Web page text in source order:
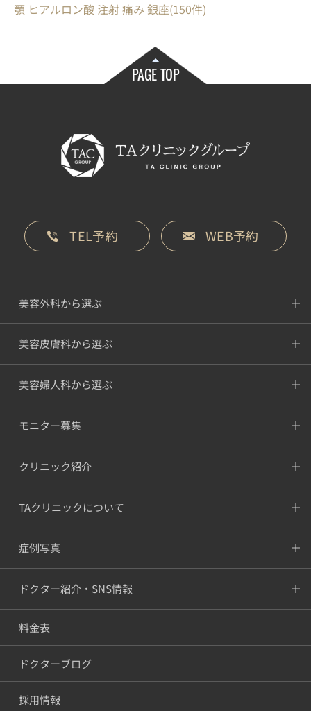
顎 ヒアルロン酸 注射 痛み 銀座(150件)
PAGE TOP
TEL予約 WEB予約
美容外科から選ぶ
美容皮膚科から選ぶ
美容婦人科から選ぶ
モニター募集
クリニック紹介
TAクリニックについて
症例写真
ドクター紹介・SNS情報
料金表
ドクターブログ
採用情報